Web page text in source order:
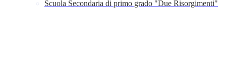
Scuola Secondaria di primo grado "Due Risorgimenti"